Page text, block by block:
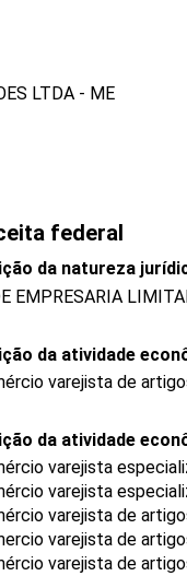
LTDA - ME
federal
da natureza
EMPRESARIA
da atividade
varejista de
da atividade
varejista
varejista
varejista de
varejista de
varejista de